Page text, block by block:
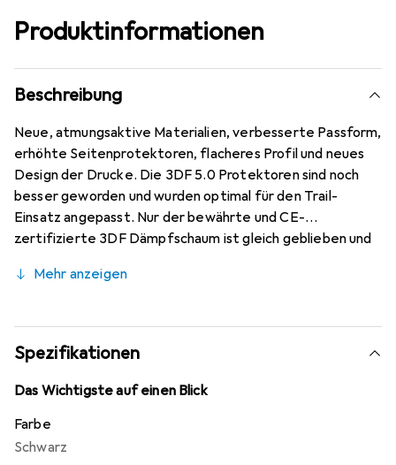
Produktinformationen
Beschreibung
Neue, atmungsaktive Materialien, verbesserte Passform,
erhöhte Seitenprotektoren, flacheres Profil und neues
Design der Drucke. Die 3DF 5.0 Protektoren sind noch
besser geworden und wurden optimal für den Trail-
Einsatz angepasst. Nur der bewährte und CE-
zertifizierte 3DF Dämpfschaum ist gleich geblieben und
Aufprallschutz. Er passt sich der Anatomie des Körpers
absorbiert die Aufprallenergie. Der notwendige Komfort
wird durch geruchshemmende MoistureCool- und
AirMesh-Stoffe gewährleistet, und der 3DF-Schaum
verfügt zudem über zusätzliche Belüftungsöffnungen.
Mehr anzeigen
Spezifikationen
Das Wichtigste auf einen Blick
Farbe
Schwarz